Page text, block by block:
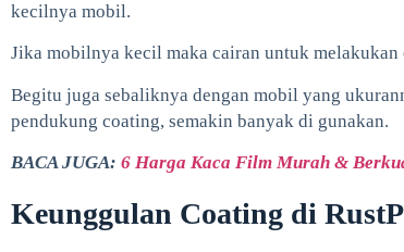
kecilnya mobil.
Jika mobilnya kecil maka cairan untuk
Begitu juga sebaliknya dengan mobil yang
pendukung coating, semakin banyak di gunakan.
BACA JUGA: 6 Harga Kaca Film Murah &
Keunggulan Coating di